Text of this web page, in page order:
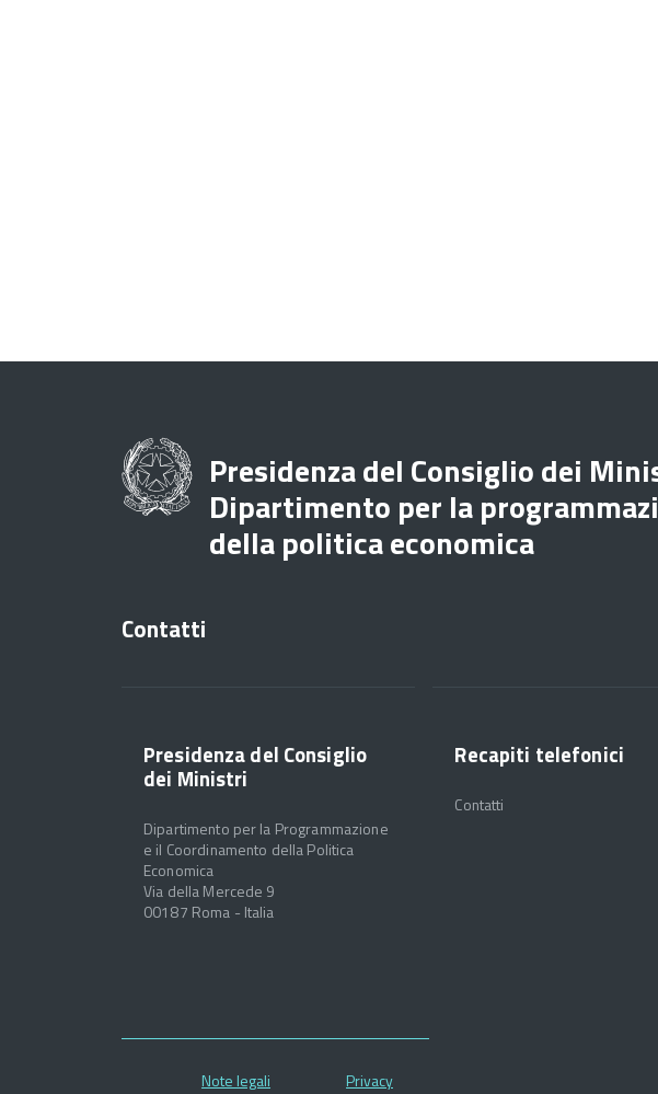
Presidenza del Consiglio dei
Dipartimento per la
della politica economica
Contatti
Presidenza del Consiglio
dei Ministri
Dipartimento per la Programmazione
e il Coordinamento della Politica
Economica
Via della Mercede 9
00187 Roma - Italia
Recapiti telefonici
Contatti
Note legali Privacy